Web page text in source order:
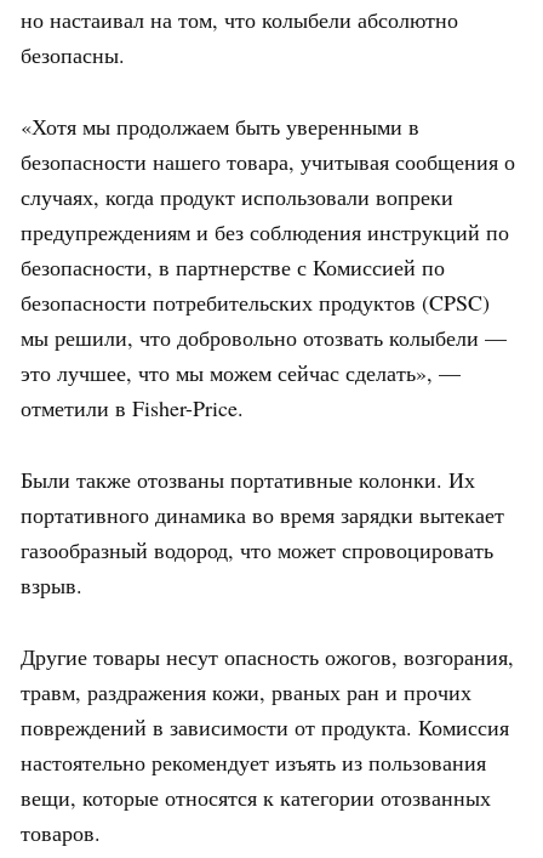
но настаивал на том, что колыбели абсолютно
безопасны.
«Хотя мы продолжаем быть уверенными в
безопасности нашего товара, учитывая сообщения о
случаях, когда продукт использовали вопреки
предупреждениям и без соблюдения инструкций по
безопасности, в партнерстве с Комиссией по
безопасности потребительских продуктов (CPSC)
мы решили, что добровольно отозвать колыбели —
это лучшее, что мы можем сейчас сделать», —
отметили в Fisher-Price.
Были также отозваны портативные колонки. Их
портативного динамика во время зарядки вытекает
газообразный водород, что может спровоцировать
взрыв.
Другие товары несут опасность ожогов, возгорания,
травм, раздражения кожи, рваных ран и прочих
повреждений в зависимости от продукта. Комиссия
настоятельно рекомендует изъять из пользования
вещи, которые относятся к категории отозванных
товаров.